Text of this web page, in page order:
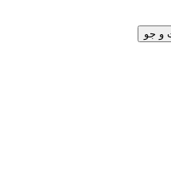
و جو